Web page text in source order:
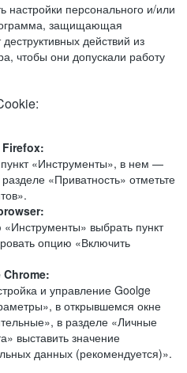
настройки персонального и/или
защищающая
действий из
чтобы они допускали работу
«Инструменты», в нем —
«Приватность» отметьте
выбрать пункт
опцию «Включить
и управление Goolge
в открывшемся окне
в разделе «Личные
выставить значение
данных (рекомендуется)».